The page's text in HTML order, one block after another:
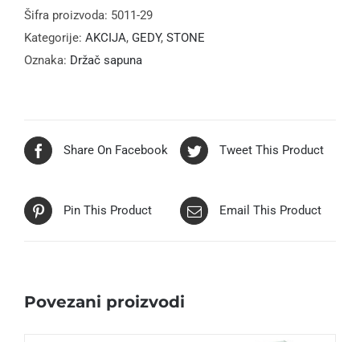
Šifra proizvoda: 5011-29
Kategorije: AKCIJA, GEDY, STONE
Oznaka: Držač sapuna
Share On Facebook Tweet This Product
Pin This Product Email This Product
Povezani proizvodi